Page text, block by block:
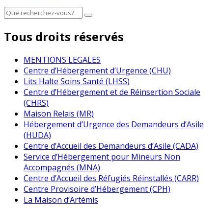
Tous droits réservés
MENTIONS LEGALES
Centre d’Hébergement d’Urgence (CHU)
Lits Halte Soins Santé (LHSS)
Centre d’Hébergement et de Réinsertion Sociale
(CHRS)
Maison Relais (MR)
Hébergement d’Urgence des Demandeurs d’Asile
(HUDA)
Centre d’Accueil des Demandeurs d’Asile (CADA)
Service d’Hébergement pour Mineurs Non
Accompagnés (MNA)
Centre d’Accueil des Réfugiés Réinstallés (CARR)
Centre Provisoire d’Hébergement (CPH)
La Maison d’Artémis